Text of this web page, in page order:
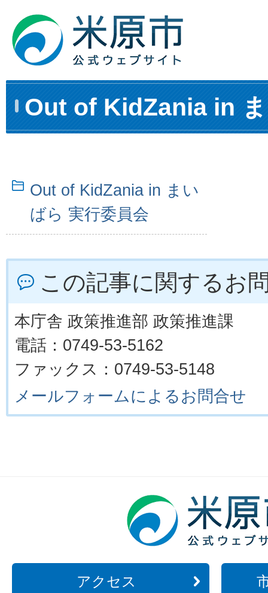
Out of KidZania in
Out of KidZania in まい
ばら 実行委員会
この記事に関するお
本庁舎 政策推進部 政策推進課
電話：0749-53-5162
ファックス：0749-53-5148
メールフォームによるお問合せ
アクセス